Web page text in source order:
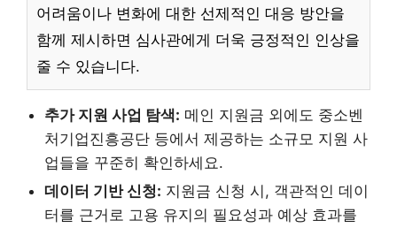
어려움이나 변화에 대한 선제적인 대응 방안을
함께 제시하면 심사관에게 더욱 긍정적인 인상을
줄 수 있습니다.
추가 지원 사업 탐색: 메인 지원금 외에도 중소벤
처기업진흥공단 등에서 제공하는 소규모 지원 사
업들을 꾸준히 확인하세요.
데이터 기반 신청: 지원금 신청 시, 객관적인 데이
터를 근거로 고용 유지의 필요성과 예상 효과를